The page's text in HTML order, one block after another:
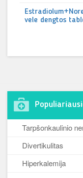
vele dengtos
Tarpšonkaulinio
Divertikulitas
Hiperkalemija